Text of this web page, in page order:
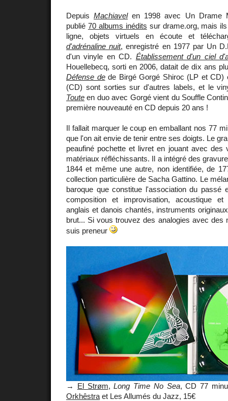
DepuisMachiavelen 1998 avec Un Drame
publié 70 albums inédits sur drame.org, mais
ligne, objets virtuels en écoute et
d'adrénaline nuit, enregistré en 1977 par Un
d'un vinyle en CD. Établissement d'un ciel
Houellebecq, sorti en 2006, datait de dix ans
Défense dede Birgé Gorgé Shiroc (LP et
(CD) sont sorties sur d'autres labels, et le
Toute en duo avec Gorgé vient du Souffle
première nouveauté en CD depuis 20 ans !
Il fallait marquer le coup en emballant nos 77
que l'on ait envie de tenir entre ses doigts. Le
peaufiné pochette et livret en jouant avec des
matériaux réfléchissants. Il a intégré des
1844 et même une autre, non identifiée, de
collection particulière de Sacha Gattino. Le
baroque que constitue l'association du passé
composition et improvisation, acoustique et
anglais et danois chantés, instruments
brut... Si vous trouvez des analogies avec des
suis preneur
→ El Strøm,Long Time No Sea, CD 77
Orkhêstra et Les Allumés du Jazz, 15€